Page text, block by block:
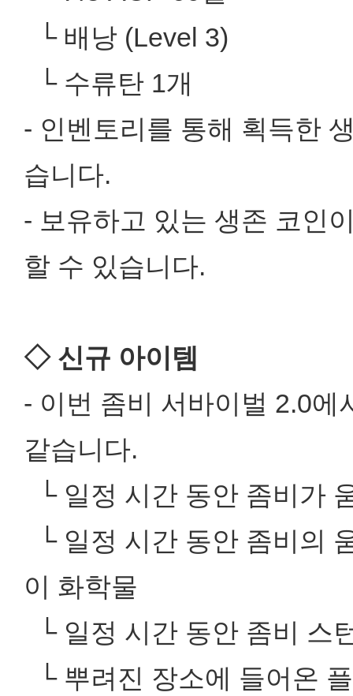
└ 배낭 (Level 3)
└ 수류탄 1개
- 인벤토리를 통해 획득한
습니다.
- 보유하고 있는 생존 코인
할 수 있습니다.
◇ 신규 아이템
- 이번 좀비 서바이벌 2.0에
같습니다.
└ 일정 시간 동안 좀비가
└ 일정 시간 동안 좀비의
이 화학물
└ 일정 시간 동안 좀비 스
└ 뿌려진 장소에 들어온